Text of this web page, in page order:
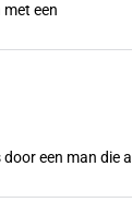
een
een man die al